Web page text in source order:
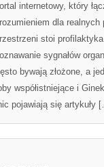
internetowy, który
dla
stoi
sygnałów
bywają złożone, a
współistniejące i
pojawiają się artykuły